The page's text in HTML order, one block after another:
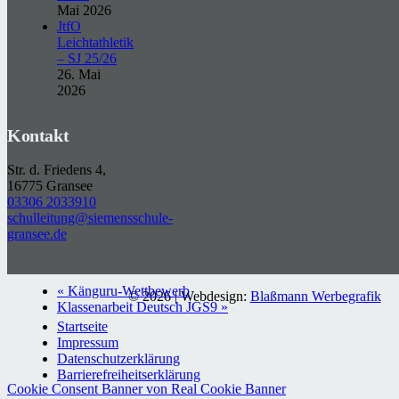
« Känguru-Wettbewerb
Klassenarbeit Deutsch JGS9 »
Mai 2026
JtfO
Leichtathletik
– SJ 25/26
26. Mai
2026
Kontakt
Str. d. Friedens 4,
16775 Gransee
03306 2033910
schulleitung@siemensschule-
gransee.de
© 2026 | Webdesign: Blaßmann Werbegrafik
Startseite
Impressum
Datenschutzerklärung
Barrierefreiheitserklärung
Cookie Consent Banner von Real Cookie Banner